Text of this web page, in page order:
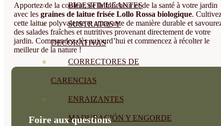
BIOESTIMULANTES
SUSTRATOS Y
DECORATIVAS
CORRECTORES DE
CARENCIAS
ENRAIZANTES
MADURACIÓN Y ENGORDE
Apportez de la couleur, de la fraîcheur et de la santé à votre jardin
avec les graines de laitue frisée Lollo Rossa biologique.
cette laitue polyvalente et attrayante de manière durable et
des salades fraîches et nutritives provenant directement de votre
jardin. Commandez dès aujourd’hui et commencez à récolter le
meilleur de la nature !
Foire aux questions